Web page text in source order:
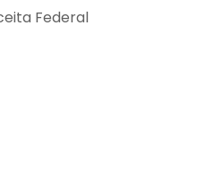
Federal